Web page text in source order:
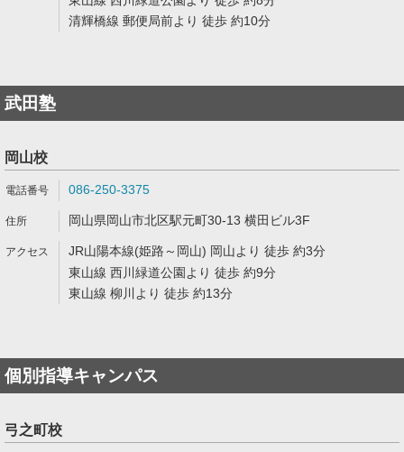
清輝橋線 郵便局前より 徒歩 約10分
武田塾
岡山校
086-250-3375
岡山県岡山市北区駅元町30-13 横田ビル3F
JR山陽本線(姫路～岡山) 岡山より 徒歩 約3分
東山線 西川緑道公園より 徒歩 約9分
東山線 柳川より 徒歩 約13分
個別指導キャンパス
弓之町校